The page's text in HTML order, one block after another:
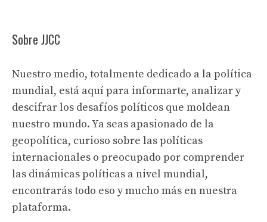
Sobre JJCC
Nuestro medio, totalmente dedicado a la política
mundial, está aquí para informarte, analizar y
descifrar los desafíos políticos que moldean
nuestro mundo. Ya seas apasionado de la
geopolítica, curioso sobre las políticas
internacionales o preocupado por comprender
las dinámicas políticas a nivel mundial,
encontrarás todo eso y mucho más en nuestra
plataforma.